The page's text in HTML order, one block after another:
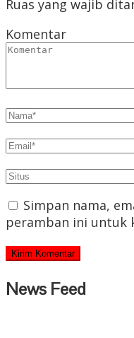
Ruas yang wajib
Komentar
Simpan nama,
peramban ini untuk
News Feed